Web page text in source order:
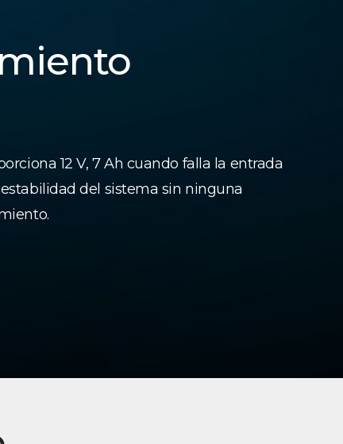
12 V, 7 Ah cuando falla la entrada
del sistema sin ninguna